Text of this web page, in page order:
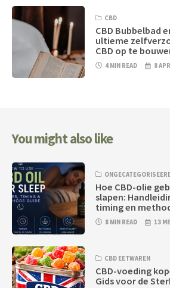
CBD
CBD Bubbelbad
ultieme
CBD op te
4 MIN READ 8
You might also like
Hoe CBD-olie
slapen:
timing en
8 MIN READ 13
CBD EETWAREN
CBD-voeding
Gids voor de